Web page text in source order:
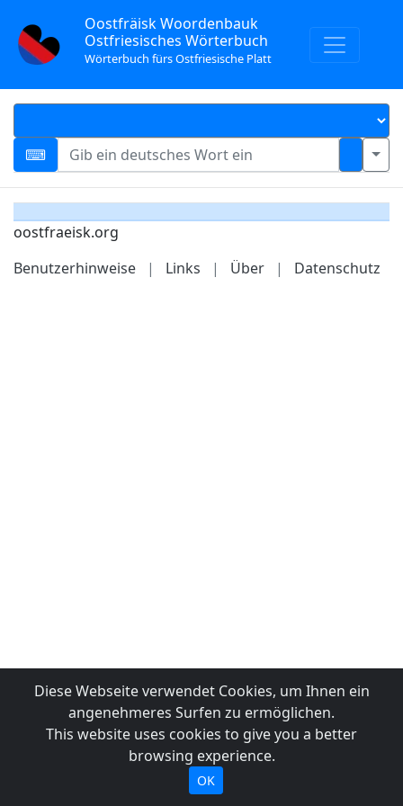
Oostfräisk Woordenbauk
Ostfriesisches Wörterbuch
Wörterbuch fürs Ostfriesische Platt
oostfraeisk.org
Benutzerhinweise
| Links | Über | Datenschutz
Diese Webseite verwendet Cookies, um Ihnen ein
angenehmeres Surfen zu ermöglichen.
This website uses cookies to give you a better
browsing experience.
OK